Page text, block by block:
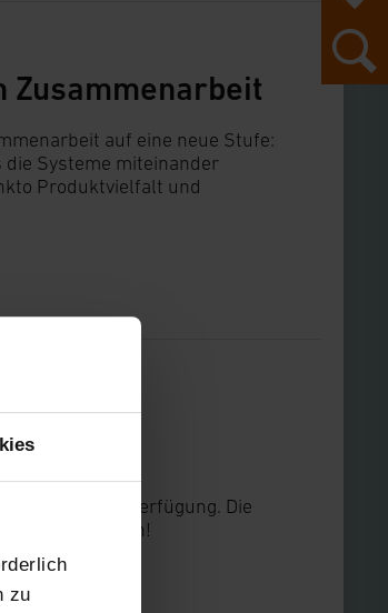
zu
Zusammenarbeit
auf eine neue Stufe:
Systeme miteinander
Produktvielfalt und
zur Verfügung. Die
und nutzen!